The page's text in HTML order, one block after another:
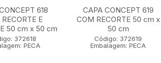
618
E
50 cm x 50 cm
372618
PECA
CAPA CONCEPT 619
COM RECORTE 50 cm x
50 cm
Código: 372619
Embalagem: PECA